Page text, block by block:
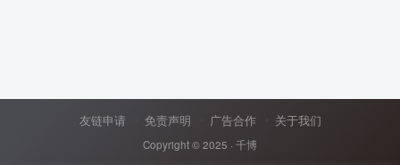
友链申请 免责声明 广告合作 关于我们
Copyright © 2025 · 千博